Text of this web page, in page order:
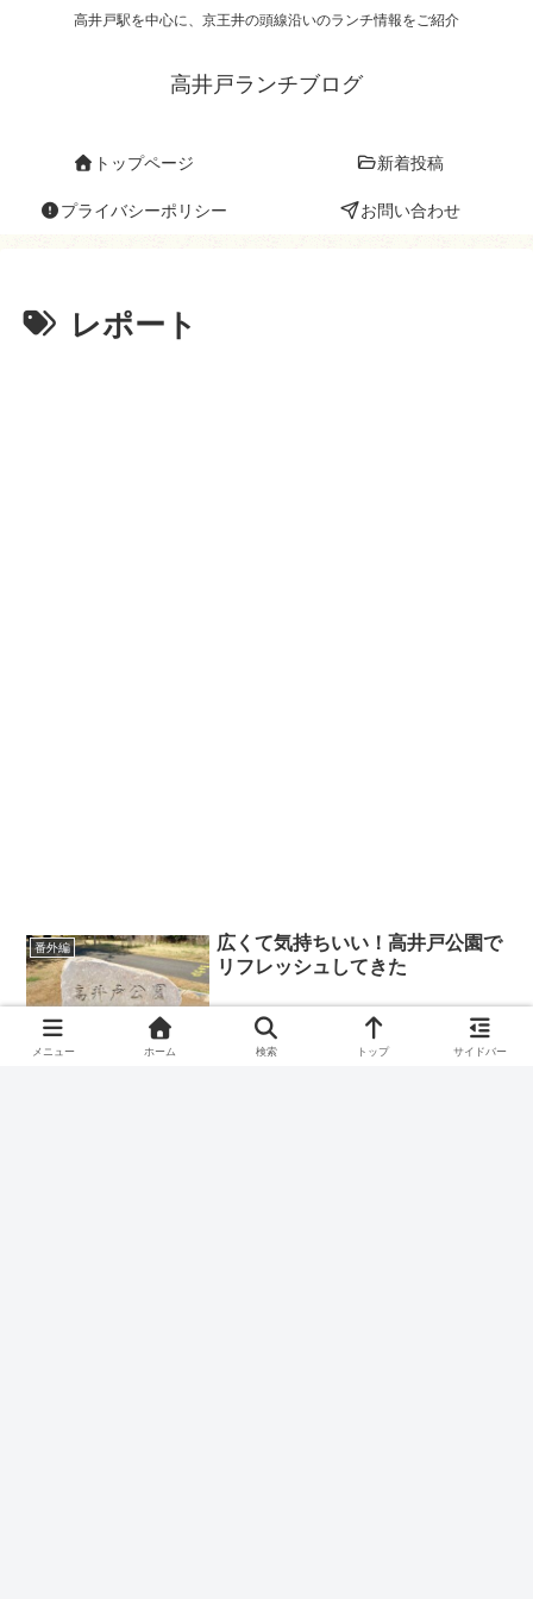
高井戸駅を中心に、京王井の頭線沿いのランチ情報をご紹介
高井戸ランチブログ
トップページ 新着投稿
プライバシーポリシー お問い合わせ
レポート
番外編
広くて気持ちいい！高井戸公園で
リフレッシュしてきた
2021.03.28
メニュー ホーム 検索 トップ サイドバー